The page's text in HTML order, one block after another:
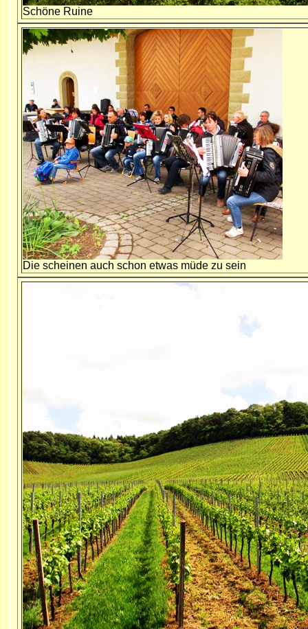
Schöne Ruine
Die scheinen auch schon etwas müde zu sein